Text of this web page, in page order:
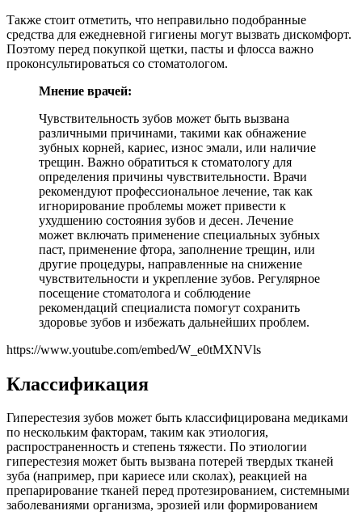
Также стоит отметить, что неправильно подобранные
средства для ежедневной гигиены могут вызвать дискомфорт.
Поэтому перед покупкой щетки, пасты и флосса важно
проконсультироваться со стоматологом.
Мнение врачей:
Чувствительность зубов может быть вызвана
различными причинами, такими как обнажение
зубных корней, кариес, износ эмали, или наличие
трещин. Важно обратиться к стоматологу для
определения причины чувствительности. Врачи
рекомендуют профессиональное лечение, так как
игнорирование проблемы может привести к
ухудшению состояния зубов и десен. Лечение
может включать применение специальных зубных
паст, применение фтора, заполнение трещин, или
другие процедуры, направленные на снижение
чувствительности и укрепление зубов. Регулярное
посещение стоматолога и соблюдение
рекомендаций специалиста помогут сохранить
здоровье зубов и избежать дальнейших проблем.
https://www.youtube.com/embed/W_e0tMXNVls
Классификация
Гиперестезия зубов может быть классифицирована медиками
по нескольким факторам, таким как этиология,
распространенность и степень тяжести. По этиологии
гиперестезия может быть вызвана потерей твердых тканей
зуба (например, при кариесе или сколах), реакцией на
препарирование тканей перед протезированием, системными
заболеваниями организма, эрозией или формированием